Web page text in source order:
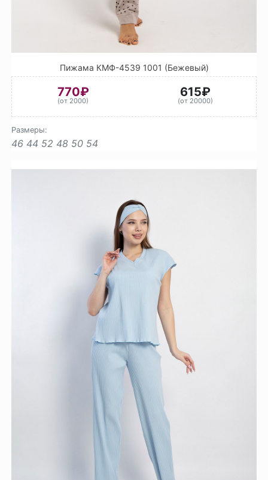
Пижама КМФ-4539 1001 (Бежевый)
770₽
(от 2000)
615₽
(от 20000)
Размеры:
46 44 52 48 50 54